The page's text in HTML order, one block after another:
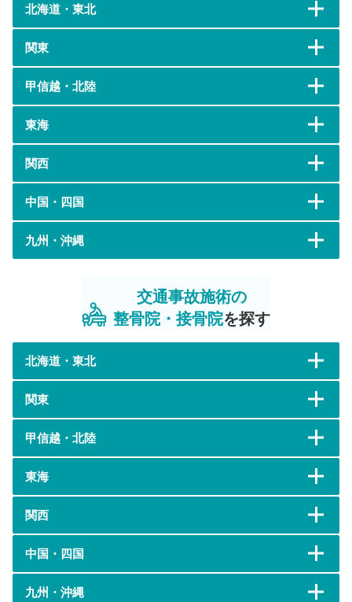
北海道・東北
関東
甲信越・北陸
東海
関西
中国・四国
九州・沖縄
交通事故施術の
整骨院・接骨院を探す
北海道・東北
関東
甲信越・北陸
東海
関西
中国・四国
九州・沖縄